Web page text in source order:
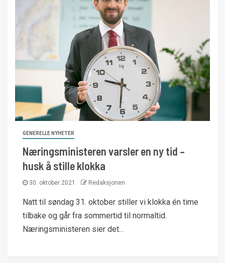
GENERELLE NYHETER
Næringsministeren varsler en ny tid –
husk å stille klokka
30. oktober 2021 Redaksjonen
Natt til søndag 31. oktober stiller vi klokka én time
tilbake og går fra sommertid til normaltid.
Næringsministeren sier det...